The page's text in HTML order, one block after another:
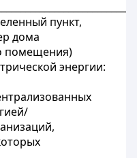
пункт,
дома
помещения)
энергии: